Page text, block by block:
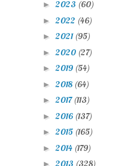
► 2023 (60)
► 2022 (46)
► 2021 (95)
► 2020 (27)
► 2019 (54)
► 2018 (64)
► 2017(113)
► 2016 (137)
► 2015 (165)
► 2014 (179)
► 2013 (328)